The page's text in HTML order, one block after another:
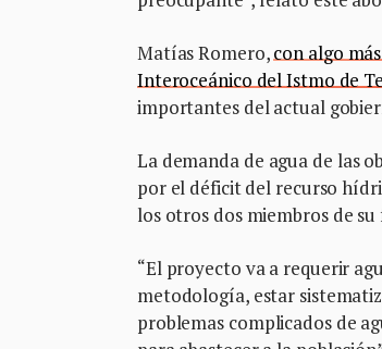
Matías Romero,con algo
Interoceánico del Istmo de
importantes del actual
La demanda de agua de las
por el déficit del recurso
los otros dos miembros de su
“El proyecto va a requerir
metodología, estar
problemas complicados de